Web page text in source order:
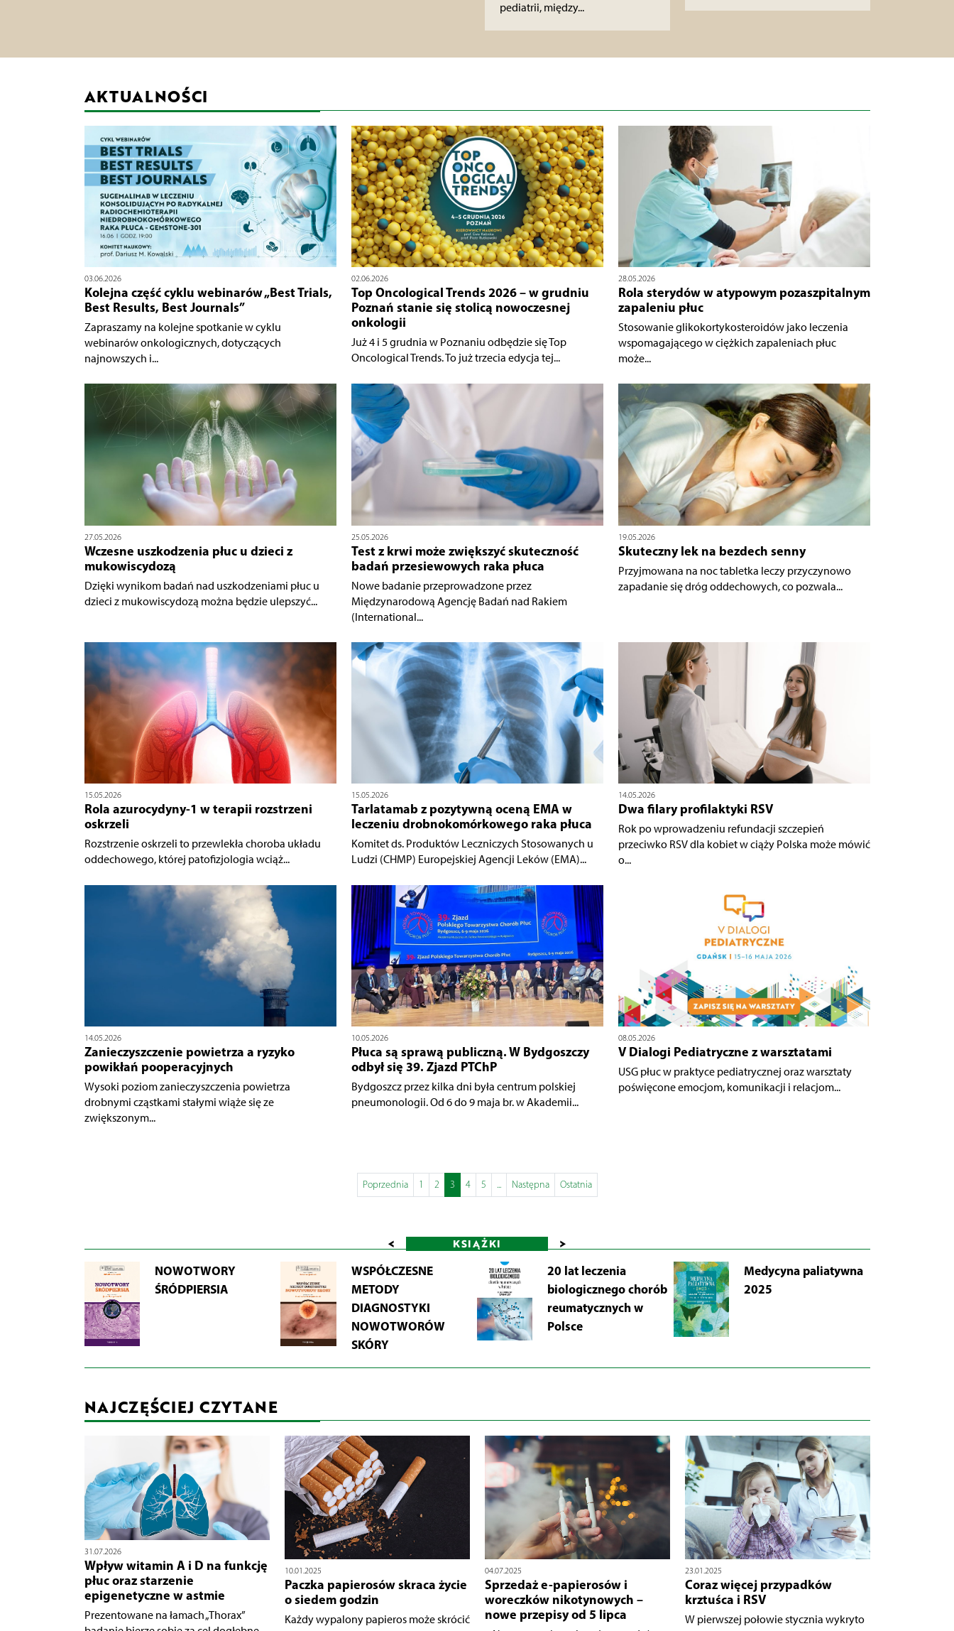
pediatrii, między...
AKTUALNOŚCI
03.06.2026
Kolejna część cyklu webinarów „Best Trials,
Best Results, Best Journals”
Zapraszamy na kolejne spotkanie w cyklu
webinarów onkologicznych, dotyczących
najnowszych i...
02.06.2026
Top Oncological Trends 2026 – w grudniu
Poznań stanie się stolicą nowoczesnej
onkologii
Już 4 i 5 grudnia w Poznaniu odbędzie się Top
Oncological Trends. To już trzecia edycja tej...
28.05.2026
Rola sterydów w atypowym pozaszpitalnym
zapaleniu płuc
Stosowanie glikokortykosteroidów jako leczenia
wspomagającego w ciężkich zapaleniach płuc
może...
27.05.2026
Wczesne uszkodzenia płuc u dzieci z
mukowiscydozą
Dzięki wynikom badań nad uszkodzeniami płuc u
dzieci z mukowiscydozą można będzie ulepszyć...
25.05.2026
Test z krwi może zwiększyć skuteczność
badań przesiewowych raka płuca
Nowe badanie przeprowadzone przez
Międzynarodową Agencję Badań nad Rakiem
(International...
19.05.2026
Skuteczny lek na bezdech senny
Przyjmowana na noc tabletka leczy przyczynowo
zapadanie się dróg oddechowych, co pozwala...
15.05.2026
Rola azurocydyny-1 w terapii rozstrzeni
oskrzeli
Rozstrzenie oskrzeli to przewlekła choroba układu
oddechowego, której patofizjologia wciąż...
15.05.2026
Tarlatamab z pozytywną oceną EMA w
leczeniu drobnokomórkowego raka płuca
Komitet ds. Produktów Leczniczych Stosowanych u
Ludzi (CHMP) Europejskiej Agencji Leków (EMA)...
14.05.2026
Dwa filary profilaktyki RSV
Rok po wprowadzeniu refundacji szczepień
przeciwko RSV dla kobiet w ciąży Polska może mówić
o...
14.05.2026
Zanieczyszczenie powietrza a ryzyko
powikłań pooperacyjnych
Wysoki poziom zanieczyszczenia powietrza
drobnymi cząstkami stałymi wiąże się ze
zwiększonym...
10.05.2026
Płuca są sprawą publiczną. W Bydgoszczy
odbył się 39. Zjazd PTChP
Bydgoszcz przez kilka dni była centrum polskiej
pneumonologii. Od 6 do 9 maja br. w Akademii...
08.05.2026
V Dialogi Pediatryczne z warsztatami
USG płuc w praktyce pediatrycznej oraz warsztaty
poświęcone emocjom, komunikacji i relacjom...
Poprzednia 1 2 3 4 5 ... Następna Ostatnia
< KSIĄŻKI >
NOWOTWORY
ŚRÓDPIERSIA
WSPÓŁCZESNE
METODY
DIAGNOSTYKI
NOWOTWORÓW
SKÓRY
20 lat leczenia
biologicznego chorób
reumatycznych w
Polsce
Medycyna paliatywna
2025
NAJCZĘŚCIEJ CZYTANE
31.07.2026
Wpływ witamin A i D na funkcję
płuc oraz starzenie
epigenetyczne w astmie
Prezentowane na łamach „Thorax”
10.01.2025
Paczka papierosów skraca życie
o siedem godzin
Każdy wypalony papieros może skrócić
04.07.2025
Sprzedaż e-papierosów i
woreczków nikotynowych –
nowe przepisy od 5 lipca
23.01.2025
Coraz więcej przypadków
krztuśca i RSV
W pierwszej połowie stycznia wykryto